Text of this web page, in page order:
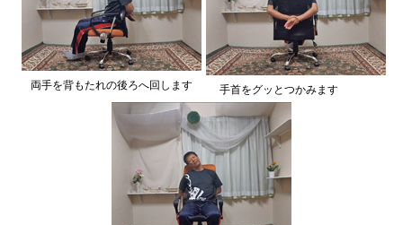
両手を背もたれの後ろへ回します 手首をグッとつかみます